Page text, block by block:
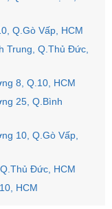
Q.Gò Vấp, HCM
Trung, Q.Thủ Đức,
8, Q.10, HCM
25, Q.Bình
10, Q.Gò Vấp,
Đức, HCM
HCM